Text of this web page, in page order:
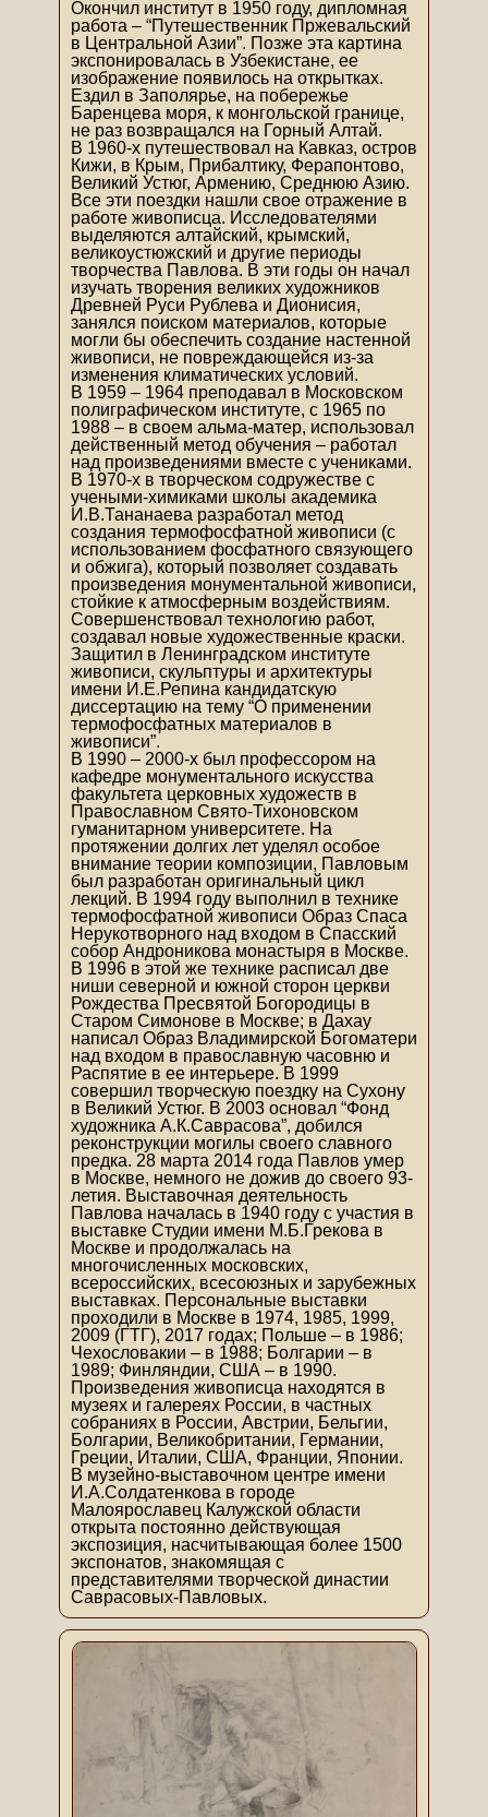
Окончил институт в 1950 году, дипломная
работа – “Путешественник Пржевальский
в Центральной Азии”. Позже эта картина
экспонировалась в Узбекистане, ее
изображение появилось на открытках.
Ездил в Заполярье, на побережье
Баренцева моря, к монгольской границе,
не раз возвращался на Горный Алтай.
В 1960-х путешествовал на Кавказ, остров
Кижи, в Крым, Прибалтику, Ферапонтово,
Великий Устюг, Армению, Среднюю Азию.
Все эти поездки нашли свое отражение в
работе живописца. Исследователями
выделяются алтайский, крымский,
великоустюжский и другие периоды
творчества Павлова. В эти годы он начал
изучать творения великих художников
Древней Руси Рублева и Дионисия,
занялся поиском материалов, которые
могли бы обеспечить создание настенной
живописи, не повреждающейся из-за
изменения климатических условий.
В 1959 – 1964 преподавал в Московском
полиграфическом институте, с 1965 по
1988 – в своем альма-матер, использовал
действенный метод обучения – работал
над произведениями вместе с учениками.
В 1970-х в творческом содружестве с
учеными-химиками школы академика
И.В.Тананаева разработал метод
создания термофосфатной живописи (с
использованием фосфатного связующего
и обжига), который позволяет создавать
произведения монументальной живописи,
стойкие к атмосферным воздействиям.
Совершенствовал технологию работ,
создавал новые художественные краски.
Защитил в Ленинградском институте
живописи, скульптуры и архитектуры
имени И.Е.Репина кандидатскую
диссертацию на тему “О применении
термофосфатных материалов в
живописи”.
В 1990 – 2000-х был профессором на
кафедре монументального искусства
факультета церковных художеств в
Православном Свято-Тихоновском
гуманитарном университете. На
протяжении долгих лет уделял особое
внимание теории композиции, Павловым
был разработан оригинальный цикл
лекций. В 1994 году выполнил в технике
термофосфатной живописи Образ Спаса
Нерукотворного над входом в Спасский
собор Андроникова монастыря в Москве.
В 1996 в этой же технике расписал две
ниши северной и южной сторон церкви
Рождества Пресвятой Богородицы в
Старом Симонове в Москве; в Дахау
написал Образ Владимирской Богоматери
над входом в православную часовню и
Распятие в ее интерьере. В 1999
совершил творческую поездку на Сухону
в Великий Устюг. В 2003 основал “Фонд
художника А.К.Саврасова”, добился
реконструкции могилы своего славного
предка. 28 марта 2014 года Павлов умер
в Москве, немного не дожив до своего 93-
летия. Выставочная деятельность
Павлова началась в 1940 году с участия в
выставке Студии имени М.Б.Грекова в
Москве и продолжалась на
многочисленных московских,
всероссийских, всесоюзных и зарубежных
выставках. Персональные выставки
проходили в Москве в 1974, 1985, 1999,
2009 (ГТГ), 2017 годах; Польше – в 1986;
Чехословакии – в 1988; Болгарии – в
1989; Финляндии, США – в 1990.
Произведения живописца находятся в
музеях и галереях России, в частных
собраниях в России, Австрии, Бельгии,
Болгарии, Великобритании, Германии,
Греции, Италии, США, Франции, Японии.
В музейно-выставочном центре имени
И.А.Солдатенкова в городе
Малоярославец Калужской области
открыта постоянно действующая
экспозиция, насчитывающая более 1500
экспонатов, знакомящая с
представителями творческой династии
Саврасовых-Павловых.